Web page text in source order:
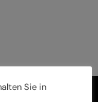
Sie in